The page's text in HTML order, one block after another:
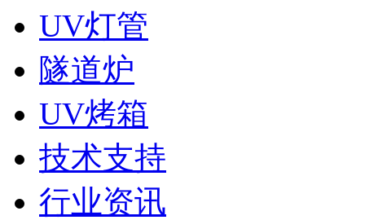
UV灯管
隧道炉
UV烤箱
技术支持
行业资讯